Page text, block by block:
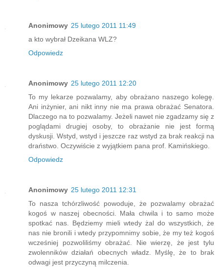
Anonimowy 25 lutego 2011 11:49
a kto wybrał Dzeikana WLZ?
Odpowiedz
Anonimowy 25 lutego 2011 12:20
To my lekarze pozwalamy, aby obrażano naszego kolegę.
Ani inżynier, ani nikt inny nie ma prawa obrażać Senatora.
Dlaczego na to pozwalamy. Jeżeli nawet nie zgadzamy się z
poglądami drugiej osoby, to obrażanie nie jest formą
dyskusji. Wstyd, wstyd i jeszcze raz wstyd za brak reakcji na
draństwo. Oczywiście z wyjątkiem pana prof. Kamińskiego.
Odpowiedz
Anonimowy 25 lutego 2011 12:31
To nasza tchórzliwość powoduje, że pozwalamy obrażać
kogoś w naszej obecności. Mała chwila i to samo może
spotkać nas. Będziemy mieli wtedy żal do wszystkich, że
nas nie bronili i wtedy przypomnimy sobie, że my też kogoś
wcześniej pozwoliliśmy obrażać. Nie wierzę, że jest tylu
zwolenników działań obecnych władz. Myślę, że to brak
odwagi jest przyczyną milczenia.